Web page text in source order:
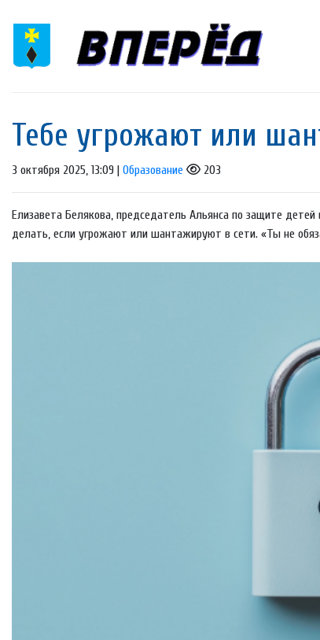
Тебе угрожают или
3 октября 2025, 13:09 | Образование 203
Елизавета Белякова, председатель Альянса по защите
делать, если угрожают или шантажируют в сети. «Ты не